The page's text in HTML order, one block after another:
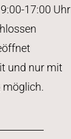
17:00 Uhr
und nur mit
möglich.